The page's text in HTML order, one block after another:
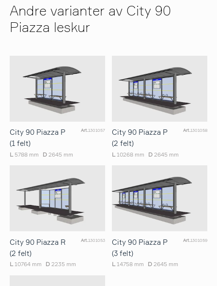
Andre varianter av City 90
Piazza leskur
City 90 Piazza P
(1 felt)
Art.1301057
L 5788 mm D 2645 mm
City 90 Piazza P
(2 felt)
Art.1301058
L 10268 mm D 2645 mm
City 90 Piazza R
(2 felt)
Art.1301053
L 10764 mm D 2235 mm
City 90 Piazza P
(3 felt)
Art.1301059
L 14758 mm D 2645 mm